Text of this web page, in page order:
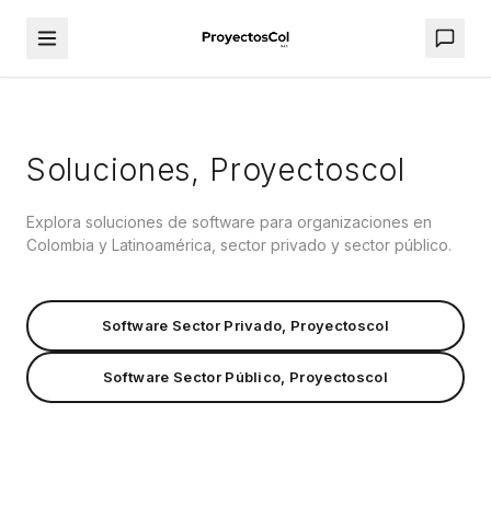
Soluciones, Proyectoscol
Explora soluciones de software para organizaciones en
Colombia y Latinoamérica, sector privado y sector público.
Software Sector Privado, Proyectoscol
Software Sector Público, Proyectoscol